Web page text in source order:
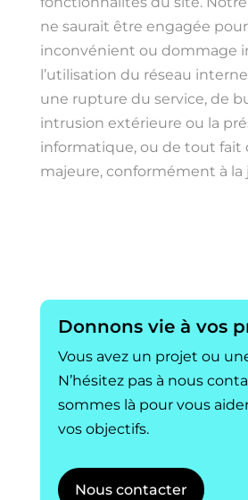
ne saurait être engagée
inconvénient ou dommage
l’utilisation du réseau
une rupture du service, de
intrusion extérieure ou la
informatique, ou de tout fait
majeure, conformément à la
Donnons vie à vos
Vous avez un projet ou
N’hésitez pas à nous
sommes là pour vous
vos objectifs.
Nous contacter